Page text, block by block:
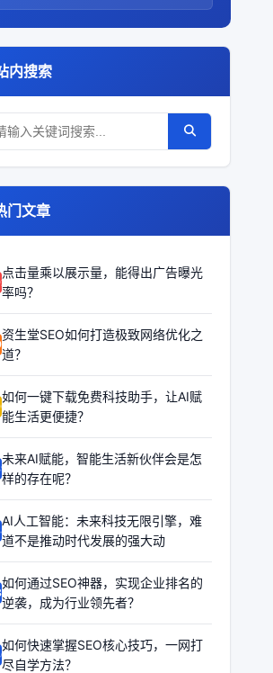
内搜索
门文章
点击量乘以展示量，能得出广告曝光
率吗？
资生堂SEO如何打造极致网络优化之
道？
如何一键下载免费科技助手，让AI赋
能生活更便捷？
未来AI赋能，智能生活新伙伴会是怎
样的存在呢？
AI人工智能：未来科技无限引擎，难
道不是推动时代发展的强大动
如何通过SEO神器，实现企业排名的
逆袭，成为行业领先者？
如何快速掌握SEO核心技巧，一网打
尽自学方法？